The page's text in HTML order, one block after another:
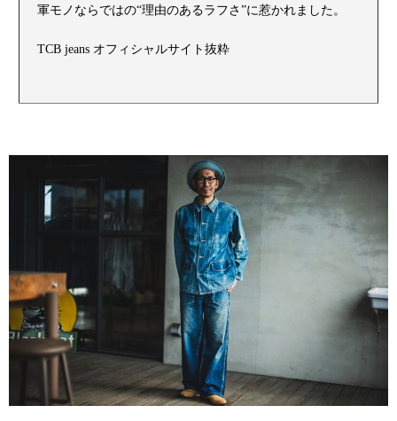
軍モノならではの“理由のあるラフさ”に惹かれました。
TCB jeans オフィシャルサイト抜粋